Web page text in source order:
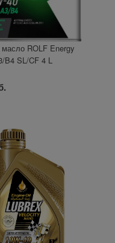
ROLF Energy
B4 SL/CF 4 L